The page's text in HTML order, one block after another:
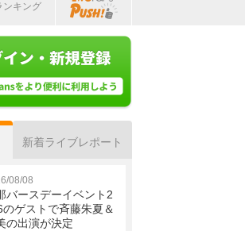
ンキング
新着ライブレポート
08/08
バースデーイベント2
のゲストで斉藤朱夏＆
の出演が決定